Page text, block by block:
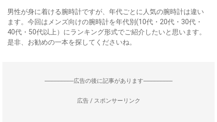
男性が身に着ける腕時計ですが、年代ごとに人気の腕時計は違い
ます。今回はメンズ向けの腕時計を年代別(10代・20代・30代・
40代・50代以上）にランキング形式でご紹介したいと思います。
是非、お勧めの一本を探してくださいね。
--------------------広告の後に記事があります--------------------
広告 / スポンサーリンク